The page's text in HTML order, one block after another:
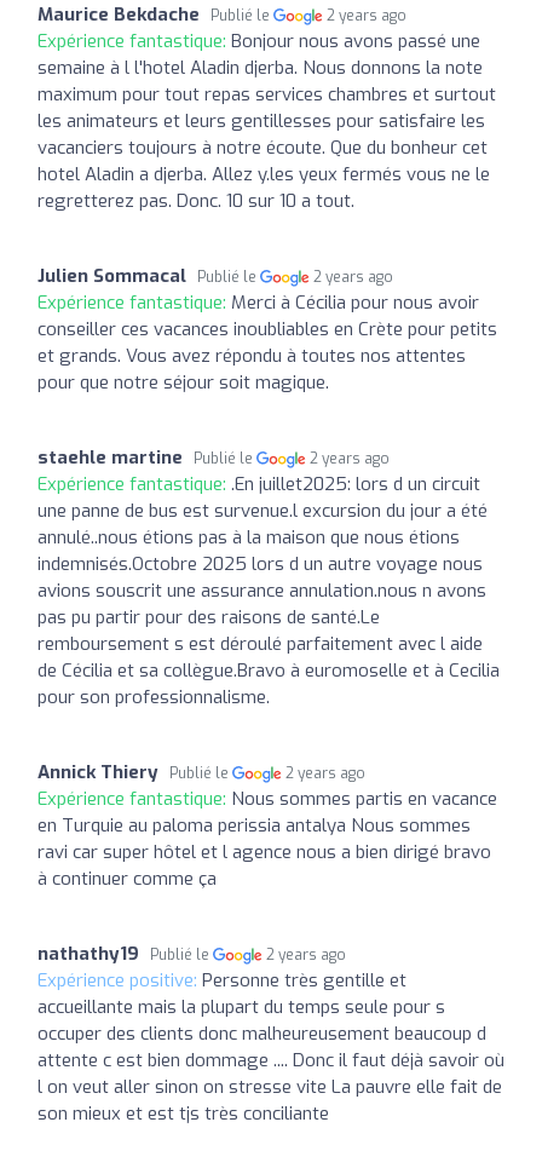
Maurice Bekdache Publié le 2 years ago
Expérience fantastique: Bonjour nous avons passé une
semaine à l l'hotel Aladin djerba. Nous donnons la note
maximum pour tout repas services chambres et surtout
les animateurs et leurs gentillesses pour satisfaire les
vacanciers toujours à notre écoute. Que du bonheur cet
hotel Aladin a djerba. Allez y.les yeux fermés vous ne le
regretterez pas. Donc. 10 sur 10 a tout.
Julien Sommacal Publié le 2 years ago
Expérience fantastique: Merci à Cécilia pour nous avoir
conseiller ces vacances inoubliables en Crète pour petits
et grands. Vous avez répondu à toutes nos attentes
pour que notre séjour soit magique.
staehle martine Publié le 2 years ago
Expérience fantastique: .En juillet2025: lors d un circuit
une panne de bus est survenue.l excursion du jour a été
annulé..nous étions pas à la maison que nous étions
indemnisés.Octobre 2025 lors d un autre voyage nous
avions souscrit une assurance annulation.nous n avons
pas pu partir pour des raisons de santé.Le
remboursement s est déroulé parfaitement avec l aide
de Cécilia et sa collègue.Bravo à euromoselle et à Cecilia
pour son professionnalisme.
Annick Thiery Publié le 2 years ago
Expérience fantastique: Nous sommes partis en vacance
en Turquie au paloma perissia antalya Nous sommes
ravi car super hôtel et l agence nous a bien dirigé bravo
à continuer comme ça
nathathy19 Publié le 2 years ago
Expérience positive: Personne très gentille et
accueillante mais la plupart du temps seule pour s
occuper des clients donc malheureusement beaucoup d
attente c est bien dommage .... Donc il faut déjà savoir où
l on veut aller sinon on stresse vite La pauvre elle fait de
son mieux et est tjs très conciliante